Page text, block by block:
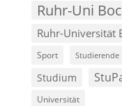
Ruhr-Uni
Ruhr-Universität
Sport Studierende
Studium
Universität